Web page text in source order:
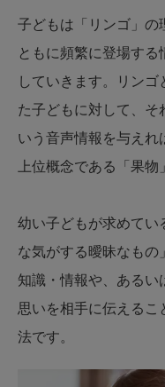
子どもは「リンゴ」の
ともに頻繁に登場す
していきます。リン
た子どもに対して、そ
いう音声情報を与えれ
上位概念である「果
幼い子どもが求めてい
な気がする曖昧なもの
知識・情報や、あるい
思いを相手に伝えるこ
法です。